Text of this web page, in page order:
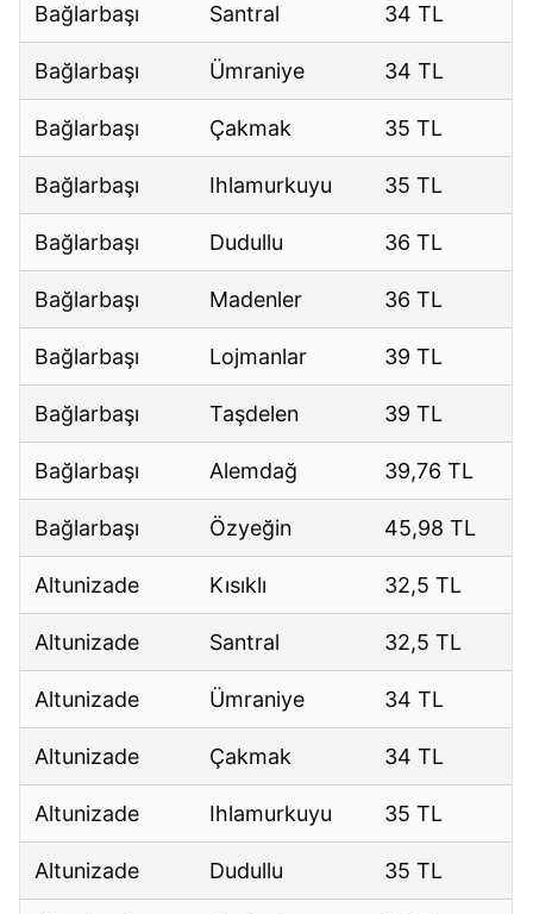
Bağlarbaşı Santral 34 TL
Bağlarbaşı Ümraniye 34 TL
Bağlarbaşı Çakmak 35 TL
Bağlarbaşı Ihlamurkuyu 35 TL
Bağlarbaşı Dudullu 36 TL
Bağlarbaşı Madenler 36 TL
Bağlarbaşı Lojmanlar 39 TL
Bağlarbaşı Taşdelen 39 TL
Bağlarbaşı Alemdağ 39,76 TL
Bağlarbaşı Özyeğin 45,98 TL
Altunizade Kısıklı 32,5 TL
Altunizade Santral 32,5 TL
Altunizade Ümraniye 34 TL
Altunizade Çakmak 34 TL
Altunizade Ihlamurkuyu 35 TL
Altunizade Dudullu 35 TL